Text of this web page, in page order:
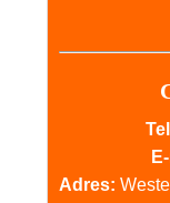
Adres: